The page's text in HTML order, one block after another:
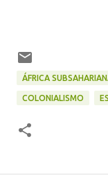
ÁFRICA
COLONIALISMO